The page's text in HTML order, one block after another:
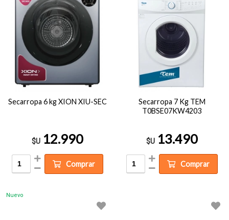
Secarropa 6 kg XION XIU-SEC
$U 12.990
Comprar
Secarropa 7 Kg TEM
T0BSE07KW4203
$U 13.490
Comprar
Nuevo